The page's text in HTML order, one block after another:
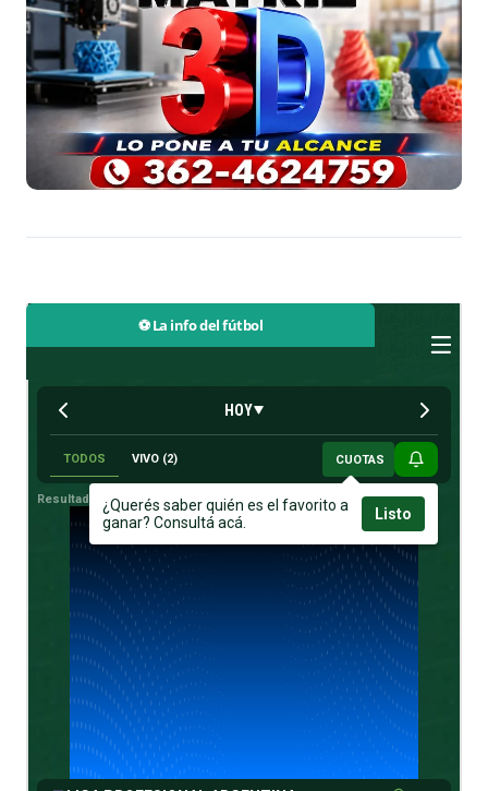
⚽ La info del fútbol